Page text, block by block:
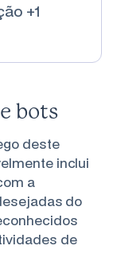
+1
bots
deste
inclui
a
do
de